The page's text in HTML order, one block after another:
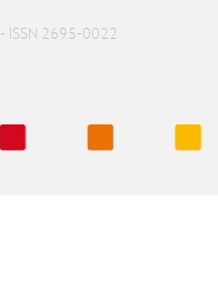
- ISSN 2695-0022